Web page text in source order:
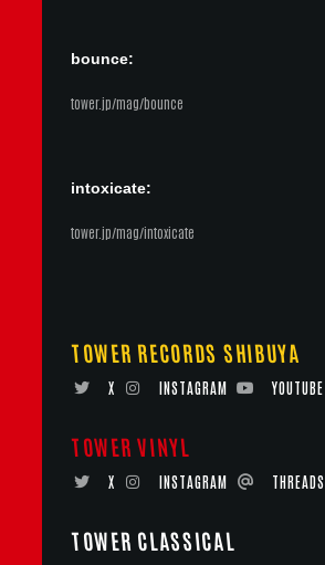
bounce:
tower.jp/mag/bounce
intoxicate:
tower.jp/mag/intoxicate
TOWER RECORDS SHIBUYA
X INSTAGRAM YOUTUBE
TOWER VINYL
X INSTAGRAM THREADS
TOWER CLASSICAL